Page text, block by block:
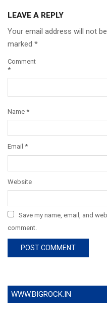
LEAVE A REPLY
Your email address will not
marked *
Comment
*
Name *
Email *
Website
Save my name, email, and
comment.
WWW.BIGROCK.IN